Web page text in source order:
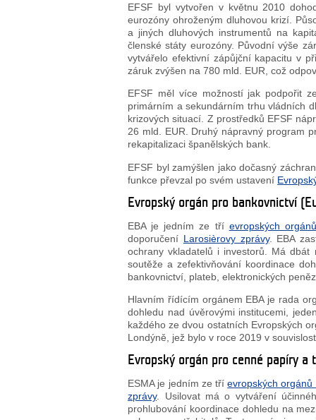
EFSF byl vytvořen v květnu 2010
eurozóny ohroženým dluhovou krizí.
a jiných dluhových instrumentů na
členské státy eurozóny. Původní výše
vytvářelo efektivní zápůjční kapacitu v
záruk zvýšen na 780 mld. EUR, což
EFSF měl více možností jak podpořit
primárním a sekundárním trhu vládních
krizových situací. Z prostředků EFSF
26 mld. EUR. Druhý nápravný program
rekapitalizaci španělských bank.
EFSF byl zamýšlen jako dočasný
funkce převzal po svém ustavení
Evropský orgán pro bankovnictví
EBA je jedním ze tří evropských
doporučení Larosièrovy zprávy. EBA
ochrany vkladatelů i investorů. Má
soutěže a zefektivňování koordinace
bankovnictví, plateb, elektronických
Hlavním řídícím orgánem EBA je rada
dohledu nad úvěrovými institucemi,
každého ze dvou ostatních Evropských
Londýně, jež bylo v roce 2019 v
Evropský orgán pro cenné papíry
ESMA je jedním ze tříevropských orgánů
zprávy. Usilovat má o vytváření
prohlubování koordinace dohledu na